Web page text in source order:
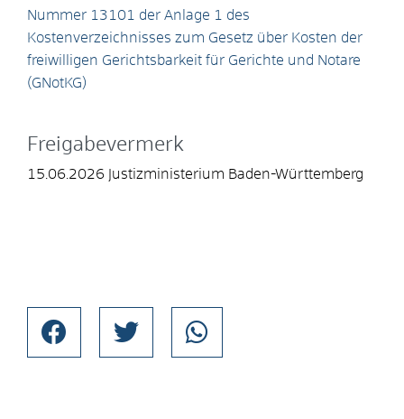
Nummer 13101 der Anlage 1 des
Kostenverzeichnisses zum Gesetz über Kosten der
freiwilligen Gerichtsbarkeit für Gerichte und Notare
(GNotKG)
Freigabevermerk
15.06.2026 Justizministerium Baden-Württemberg